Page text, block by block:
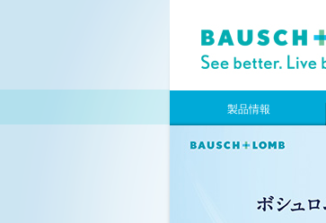
製品情報